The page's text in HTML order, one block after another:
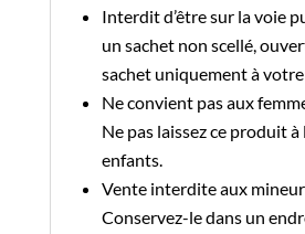
Interdit d’être sur la voie
un sachet non scellé,
sachet uniquement à
Ne convient pas aux
Ne pas laissez ce produit
enfants.
Vente interdite aux
Conservez-le dans un